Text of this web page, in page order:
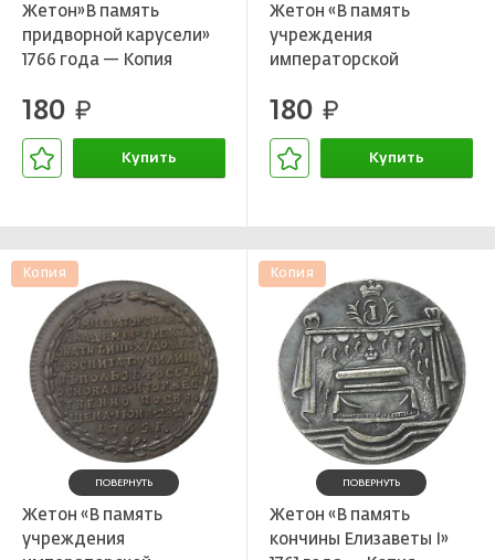
Жетон»В память
придворной карусели»
1766 года — Копия
180 руб.
Купить
Жетон «В память
учреждения
императорской
Петербурге» 1765 года
180 руб.
Купить
Копия
ПОВЕРНУТЬ
Жетон «В память
учреждения
Копия
ПОВЕРНУТЬ
Жетон «В память
кончины Елизаветы I»